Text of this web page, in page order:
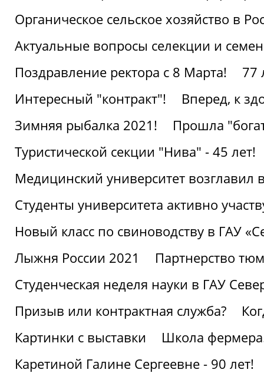
Органическое сельское хозяйство в
Актуальные вопросы селекции и
Поздравление ректора с 8 Марта!
77
Интересный "контракт"!
Вперед, к
Зимняя рыбалка 2021!
Прошла
Туристической секции "Нива" - 45 лет!
Медицинский университет возглавил
Студенты университета активно
Новый класс по свиноводству в ГАУ
Лыжня России 2021
Партнерство
Студенческая неделя науки в ГАУ
Призыв или контрактная служба?
Картинки с выставки
Школа
Каретиной Галине Сергеевне - 90 лет!